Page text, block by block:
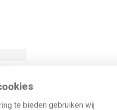
te bieden gebruiken wij